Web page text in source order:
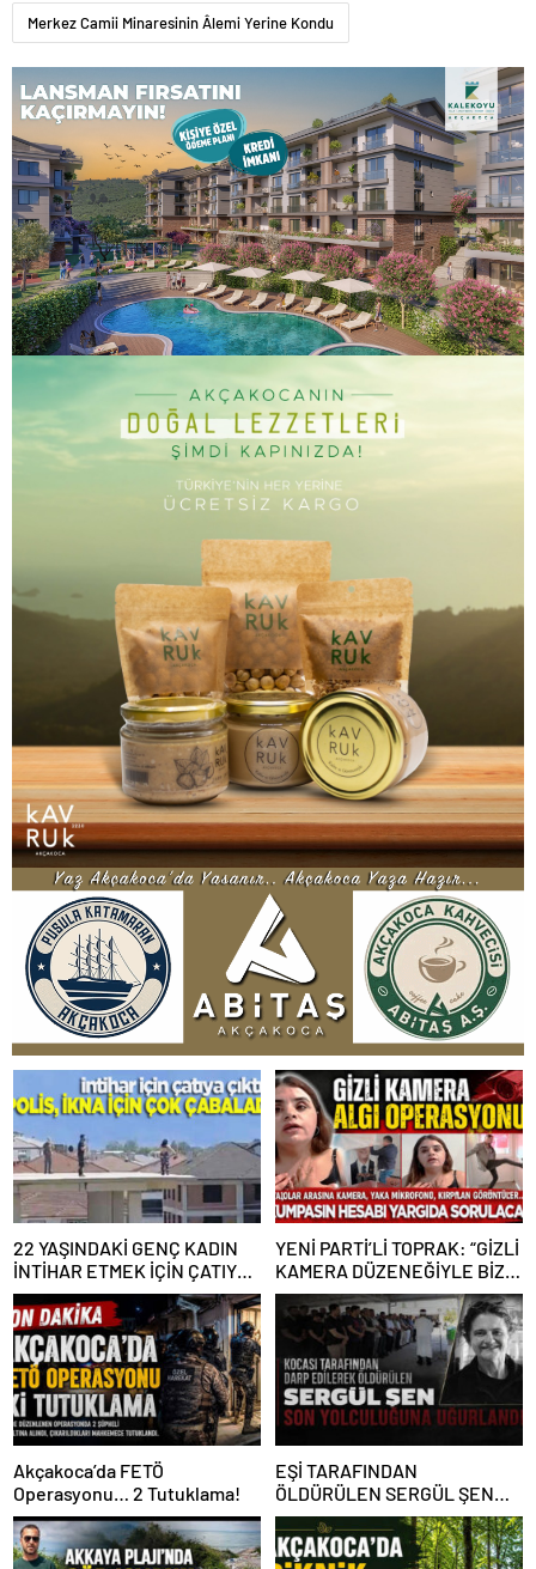
Merkez Camii Minaresinin Âlemi Yerine Kondu
22 YAŞINDAKİ GENÇ KADIN
İNTİHAR ETMEK İÇİN ÇATIYA
ÇIKTI
YENİ PARTİ’Lİ TOPRAK: “GİZLİ
KAMERA DÜZENEĞİYLE BİZE
ALGI OPERASYONU YAPILDI”
Akçakoca’da FETÖ
Operasyonu… 2 Tutuklama!
EŞİ TARAFINDAN
ÖLDÜRÜLEN SERGÜL ŞEN
SON YOLCULUĞUNA
UĞURLANDI